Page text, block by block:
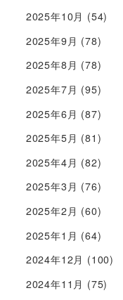
2025年10月 (54)
2025年9月 (78)
2025年8月 (78)
2025年7月 (95)
2025年6月 (87)
2025年5月 (81)
2025年4月 (82)
2025年3月 (76)
2025年2月 (60)
2025年1月 (64)
2024年12月 (100)
2024年11月 (75)